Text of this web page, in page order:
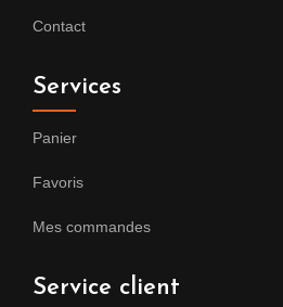
Contact
Services
Panier
Favoris
Mes commandes
Service client